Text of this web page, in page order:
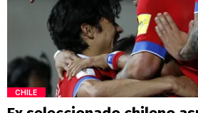
CHILE